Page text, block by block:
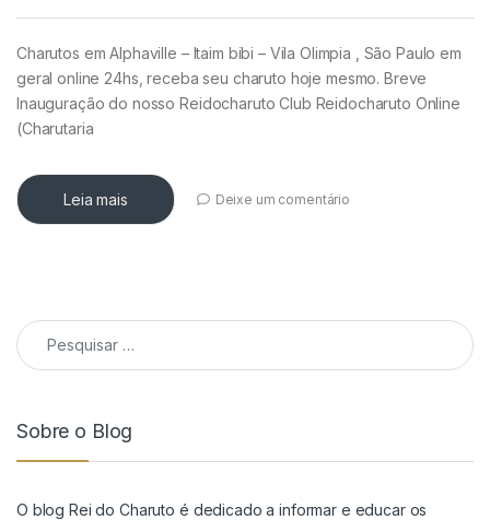
Charutos em Alphaville – Itaim bibi – Vila Olimpia , São Paulo em
geral online 24hs, receba seu charuto hoje mesmo. Breve
Inauguração do nosso Reidocharuto Club Reidocharuto Online
(Charutaria
Leia mais Deixe um comentário
Pesquisar por:
Sobre o Blog
O blog Rei do Charuto é dedicado a informar e educar os